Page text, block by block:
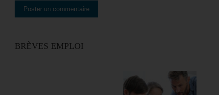
BRÈVES EMPLOI